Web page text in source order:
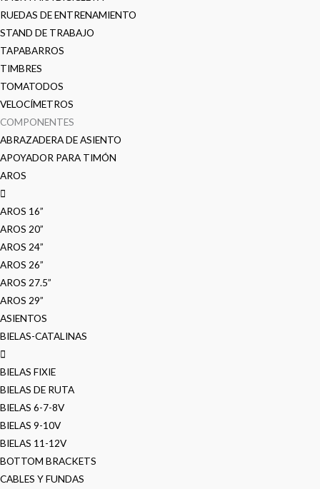
RUEDAS DE ENTRENAMIENTO
STAND DE TRABAJO
TAPABARROS
TIMBRES
TOMATODOS
VELOCÍMETROS
COMPONENTES
ABRAZADERA DE ASIENTO
APOYADOR PARA TIMÓN
AROS
AROS 16”
AROS 20”
AROS 24”
AROS 26”
AROS 27.5”
AROS 29”
ASIENTOS
BIELAS-CATALINAS
BIELAS FIXIE
BIELAS DE RUTA
BIELAS 6-7-8V
BIELAS 9-10V
BIELAS 11-12V
BOTTOM BRACKETS
CABLES Y FUNDAS